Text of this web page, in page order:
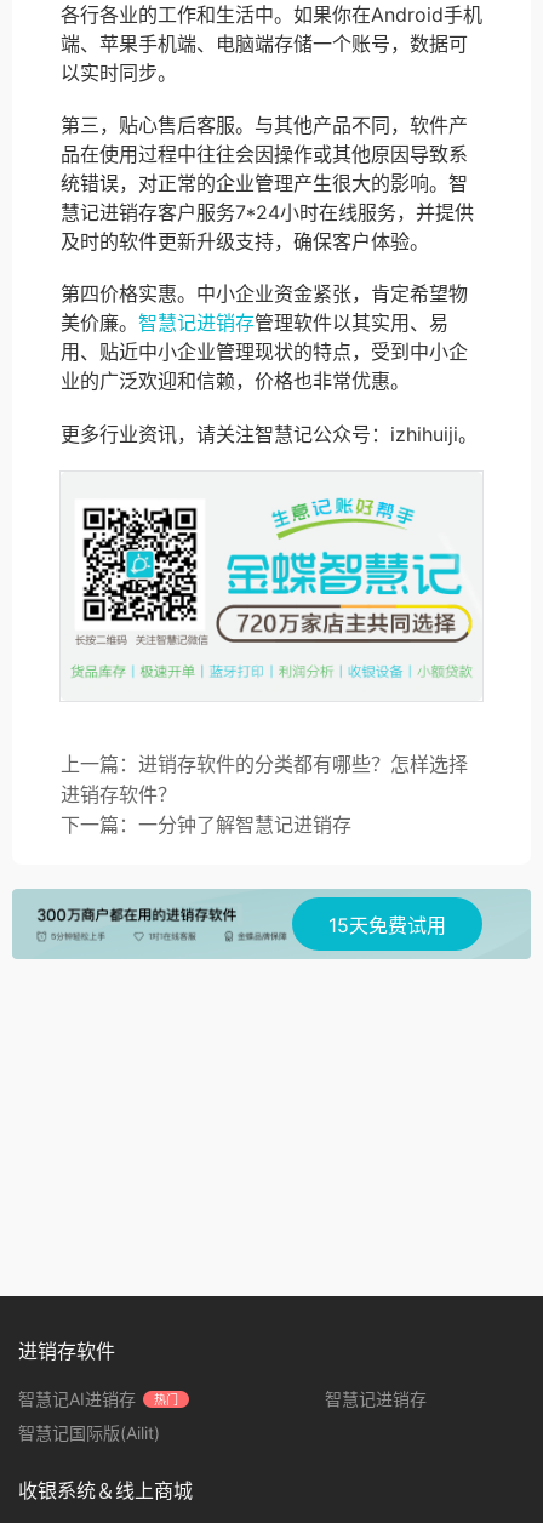
各行各业的工作和生活中。如果你在Android手机
端、苹果手机端、电脑端存储一个账号，数据可
以实时同步。
第三，贴心售后客服。与其他产品不同，软件产
品在使用过程中往往会因操作或其他原因导致系
统错误，对正常的企业管理产生很大的影响。智
慧记进销存客户服务7*24小时在线服务，并提供
及时的软件更新升级支持，确保客户体验。
第四价格实惠。中小企业资金紧张，肯定希望物
美价廉。 智慧记进销存管理软件以其实用、易
用、贴近中小企业管理现状的特点，受到中小企
业的广泛欢迎和信赖，价格也非常优惠。
更多行业资讯，请关注智慧记公众号：izhihuiji。
上一篇：进销存软件的分类都有哪些？怎样选择
进销存软件？
下一篇：一分钟了解智慧记进销存
15天免费试用
进销存软件
智慧记AI进销存 热门
智慧记进销存
智慧记国际版(Ailit)
收银系统＆线上商城